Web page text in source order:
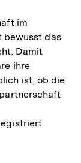
im
bewusst das
Damit
ihre
ist, ob die